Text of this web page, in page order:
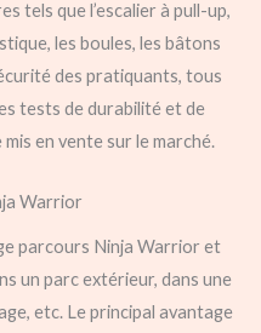
tels que l’escalier à pull-up,
les boules, les bâtons
des pratiquants, tous
tests de durabilité et de
en vente sur le marché.
Warrior
parcours Ninja Warrior et
un parc extérieur, dans une
etc. Le principal avantage